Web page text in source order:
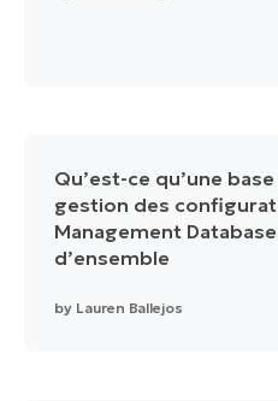
Qu’est-ce qu’une
gestion des
Management Database
d’ensemble
by Lauren Ballejos